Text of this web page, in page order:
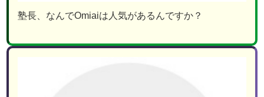
塾長、なんでOmiaiは人気があるんですか？